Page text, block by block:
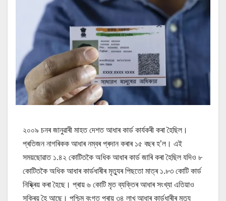
২০০৯ চনৰ জানুৱাৰী মাহত দেশত আধাৰ কাৰ্ড কাৰ্যকৰী কৰা হৈছিল।
প্ৰতিজন নাগৰিকক আধাৰ নম্বৰ প্ৰদান কৰাৰ ১৫ বছৰ হ’ল। এই
সময়ছোৱাত ১.৪২ কোটিতকৈ অধিক আধাৰ কাৰ্ড জাৰি কৰা হৈছিল যদিও ৮
কোটিতকৈ অধিক আধাৰ কাৰ্ডধাৰীৰ মৃত্যুৰ পিছতো মাত্ৰ ১.৮৩ কোটি কাৰ্ড
নিষ্ক্ৰিয় কৰা হৈছে। প্ৰায় ৬ কোটি মৃত ব্যক্তিৰ আধাৰ সংখ্যা এতিয়াও
সক্ৰিয় হৈ আছে। পশ্চিম বংগত প্ৰায় ৩৪ লাখ আধাৰ কাৰ্ডধাৰীৰ মৃত্যু